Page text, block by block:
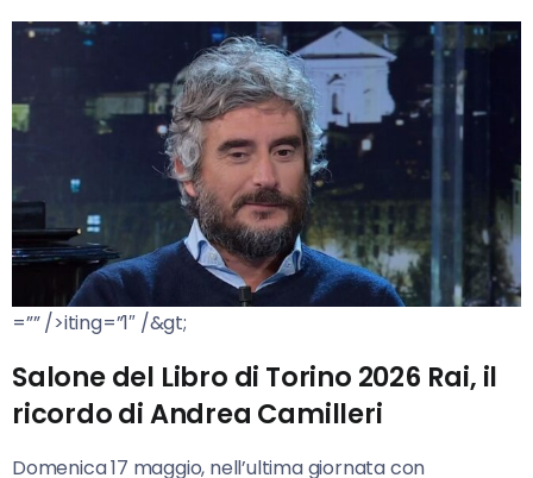
=”” />iting=”1″ /&gt;
Salone del Libro di Torino 2026 Rai, il
ricordo di Andrea Camilleri
Domenica 17 maggio, nell’ultima giornata con